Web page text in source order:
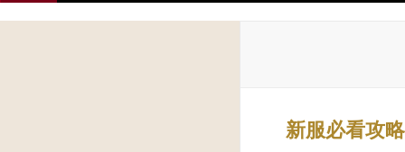
新服必看攻略